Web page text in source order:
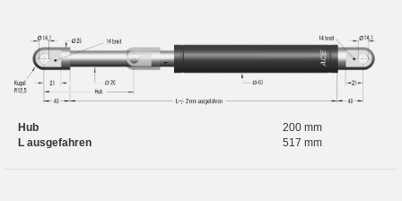
Hub
200 mm
L ausgefahren
517 mm